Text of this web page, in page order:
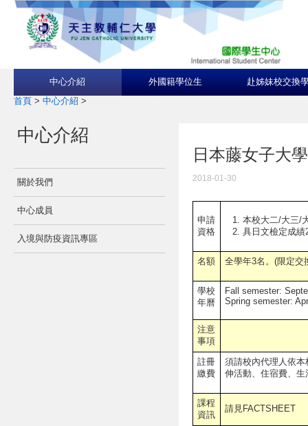
中心介紹 外國籍學位生 赴姊妹校交換
首頁 > 中心介紹 >
中心介紹
關於我們
中心成員
入境與防疫資訊專區
日本藤女子大
2018-01-30
申請
資格
本校大二/大三/
具日文檢定成績
名額 全學年3名。(限定交
學校
年曆
Fall semester:
Spring semester:
注意
事項
註冊
繳費
須請校內代理人依
伸活動、住宿費、
課程
資訊
請見FACTSHEET